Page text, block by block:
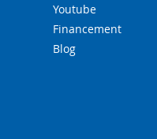
Youtube
Financement
Blog